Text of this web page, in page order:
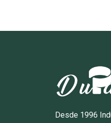
Desde 1996